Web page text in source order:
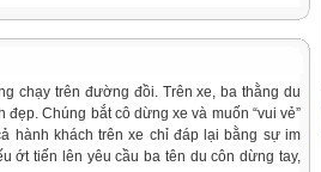
chạy trên đường đồi. Trên xe, ba thằng du
Chúng bắt cô dừng xe và muốn “vui vẻ”
hành khách trên xe chỉ đáp lại bằng sự im
ớt tiến lên yêu cầu ba tên du côn dừng tay,